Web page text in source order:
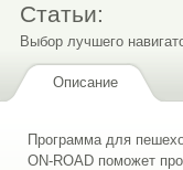
Статьи:
Выбор лучшего
Описание
Программа для
ON-ROAD поможет